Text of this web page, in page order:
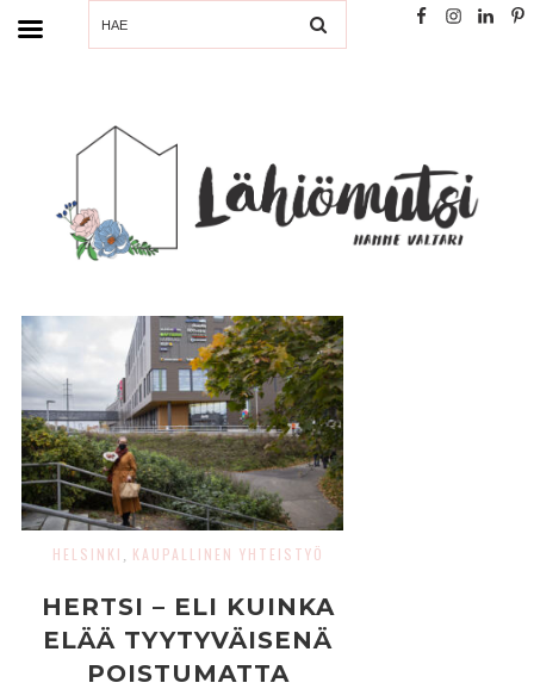
SEARCH
HELSINKI KAUPALLINEN YHTEISTYÖ
HERTSI – ELI KUINKA
ELÄÄ TYYTYVÄISENÄ
POISTUMATTA